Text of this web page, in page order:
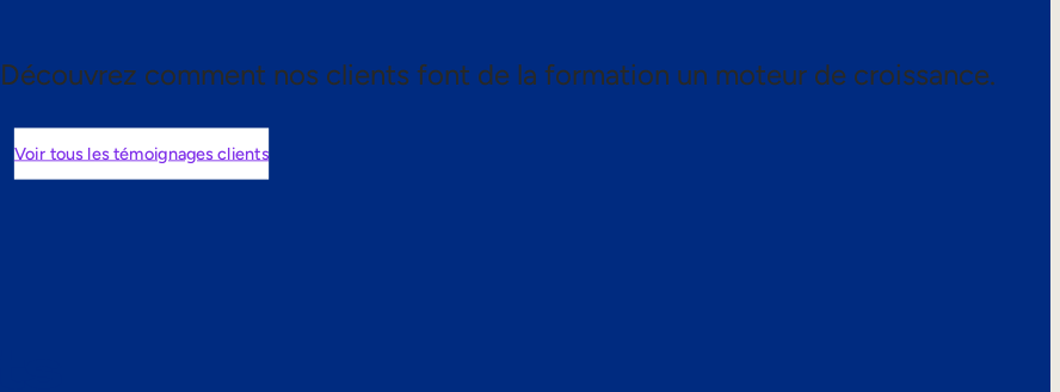
Découvrez comment nos clients font de la formation un moteur de croissance.
Voir tous les témoignages clients